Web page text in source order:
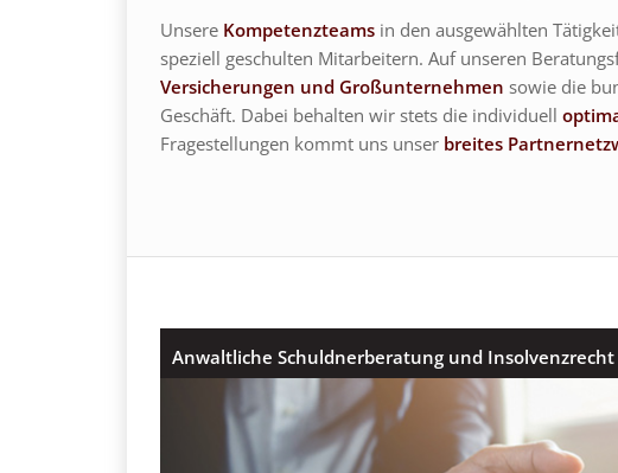
Unsere Kompetenzteams in den ausgewählten
speziell geschulten Mitarbeitern. Auf unseren
Versicherungen und Großunternehmen sowie die
Geschäft. Dabei behalten wir stets die individuell
Fragestellungen kommt uns unser breites
Anwaltliche Schuldnerberatung und Insolvenzrecht